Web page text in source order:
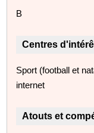
B
Centres
Sport (football et
internet
Atouts et